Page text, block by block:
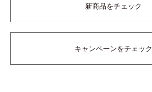
新商品をチェック
キャンペーンをチェック